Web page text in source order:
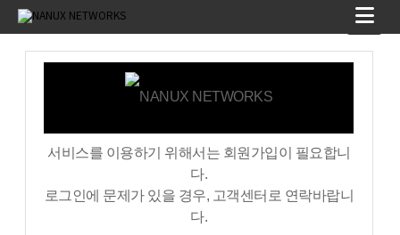
서비스를 이용하기 위해서는 회원가입이 필요합니
다.
로그인에 문제가 있을 경우, 고객센터로 연락바랍니
다.